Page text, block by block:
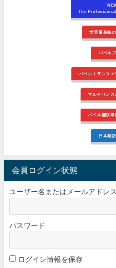
The
世界最高峰
バベル
バベルトランス
マルチリンガ
バベル翻訳専
日本翻
会員ログイン状態
ユーザー名またはメールアドレス
パスワード
ログイン情報を保存